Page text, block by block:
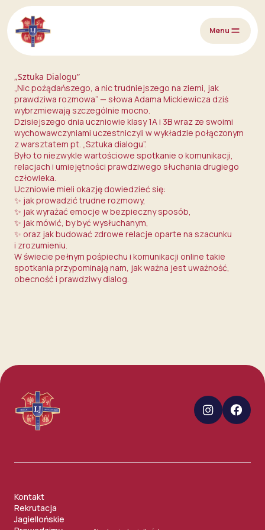
Przejdź do treści
Menu
„Sztuka Dialogu”
„Nic pożądańszego, a nic trudniejszego na ziemi, jak
prawdziwa rozmowa” — słowa Adama Mickiewicza dziś
wybrzmiewają szczególnie mocno.
Dzisiejszego dnia uczniowie klasy 1A i 3B wraz ze swoimi
wychowawczyniami uczestniczyli w wykładzie połączonym
z warsztatem pt. „Sztuka dialogu”.
Było to niezwykle wartościowe spotkanie o komunikacji,
relacjach i umiejętności prawdziwego słuchania drugiego
człowieka.
Uczniowie mieli okazję dowiedzieć się:
✨ jak prowadzić trudne rozmowy,
✨ jak wyrażać emocje w bezpieczny sposób,
✨ jak mówić, by być wysłuchanym,
✨ oraz jak budować zdrowe relacje oparte na szacunku
i zrozumieniu.
W świecie pełnym pośpiechu i komunikacji online takie
spotkania przypominają nam, jak ważna jest uważność,
obecność i prawdziwy dialog.
Kontakt
Rekrutacja
Jagiellońskie